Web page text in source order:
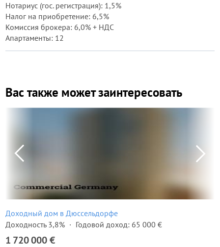
Нотариус (гос. регистрация): 1,5%
Налог на приобретение: 6,5%
Комиссия брокера: 6,0% + НДС
Апартаменты: 12
Вас также может заинтересовать
Доходный дом в Дюссельдорфе
Доходность 3,8%
Годовой доход: 65 000 €
1 720 000 €